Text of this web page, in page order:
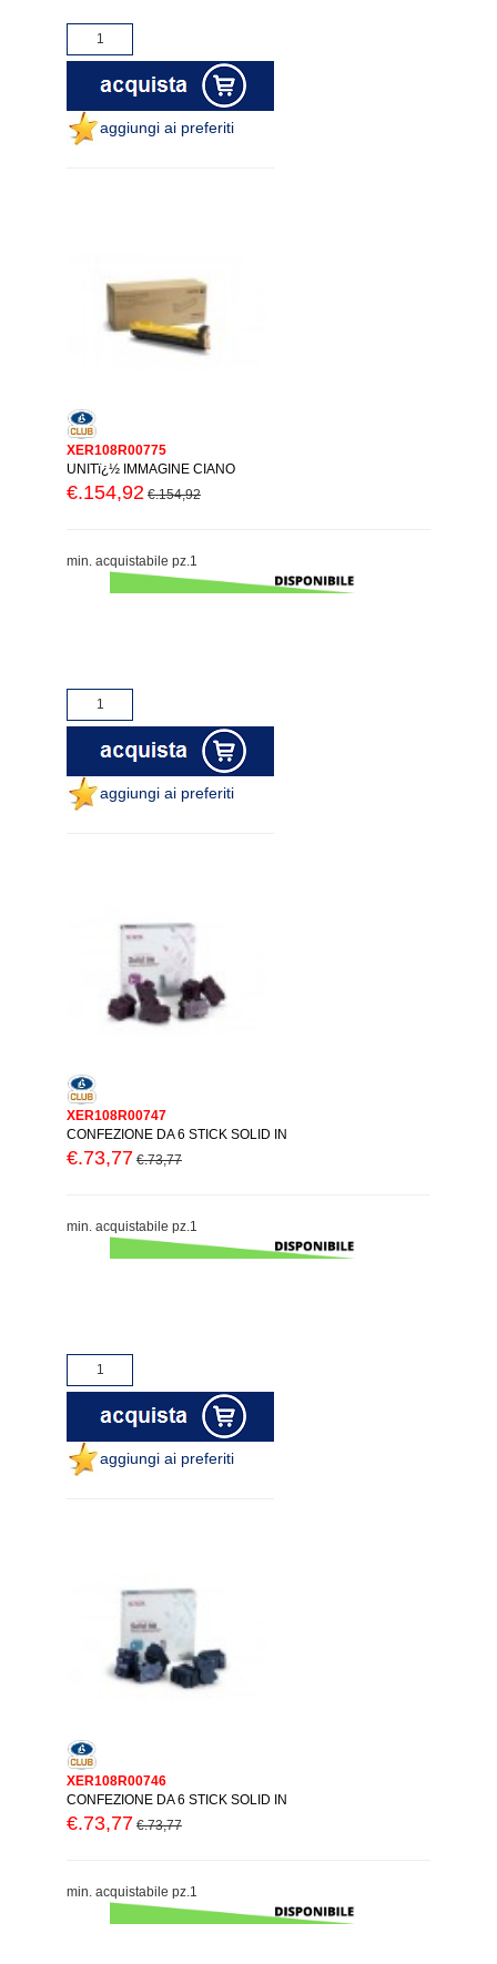
aggiungi ai preferiti
XER108R00775
UNITï¿½ IMMAGINE CIANO
€.154,92 €.154,92
min. acquistabile pz.1
aggiungi ai preferiti
XER108R00747
CONFEZIONE DA 6 STICK SOLID IN
€.73,77 €.73,77
min. acquistabile pz.1
aggiungi ai preferiti
XER108R00746
CONFEZIONE DA 6 STICK SOLID IN
€.73,77 €.73,77
min. acquistabile pz.1